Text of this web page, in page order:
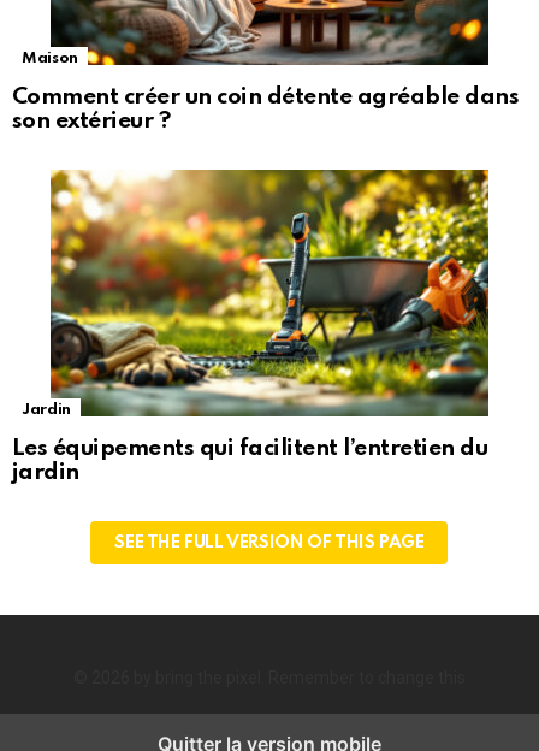
Maison
Comment créer un coin détente agréable dans
son extérieur ?
Jardin
Les équipements qui facilitent l’entretien du
jardin
SEE THE FULL VERSION OF THIS PAGE
Quitter la version mobile